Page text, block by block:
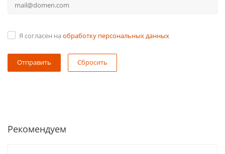
Я согласен на обработку персональных данных
Сбросить
Рекомендуем